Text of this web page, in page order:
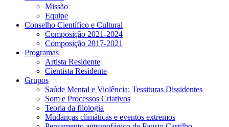
Missão
Equipe
Conselho Científico e Cultural
Composição 2021-2024
Composição 2017-2021
Programas
Artista Residente
Cientista Residente
Grupos
Saúde Mental e Violência: Tessituras Dissidentes
Som e Processos Criativos
Teoria da filologia
Mudanças climáticas e eventos extremos